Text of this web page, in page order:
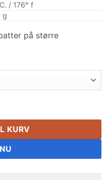
/ 176° f
g
på større
N35 Stærke
KURV